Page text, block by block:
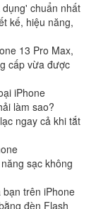
chuẩn nhất
kế, hiệu năng,
13 Pro Max,
cấp vừa được
iPhone
làm sao?
ngay cả khi tắt
sạc không
trên iPhone
đèn Flash